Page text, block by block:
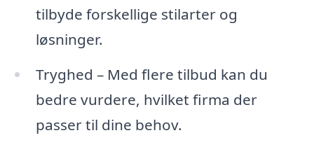
tilbyde forskellige stilarter og
løsninger.
Tryghed – Med flere tilbud kan du
bedre vurdere, hvilket firma der
passer til dine behov.